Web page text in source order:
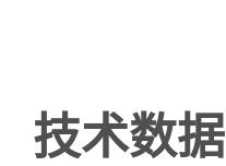
技术数据